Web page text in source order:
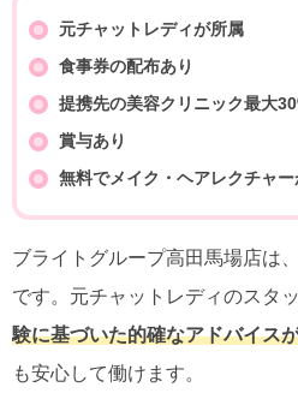
元チャットレディが所属
食事券の配布あり
提携先の美容クリニック最大
賞与あり
無料でメイク・ヘアレクチャ
ブライトグループ高田馬場店は
です。元チャットレディのスタ
験に基づいた的確なアドバイス
も安心して働けます。